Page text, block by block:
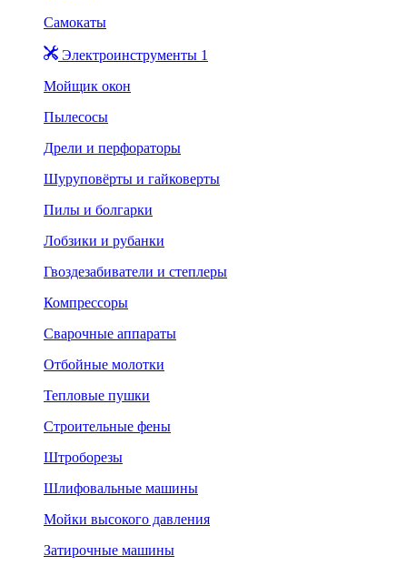
Самокаты
Электроинструменты 1
Мойщик окон
Пылесосы
Дрели и перфораторы
Шуруповёрты и гайковерты
Пилы и болгарки
Лобзики и рубанки
Гвоздезабиватели и степлеры
Компрессоры
Сварочные аппараты
Отбойные молотки
Тепловые пушки
Строительные фены
Штроборезы
Шлифовальные машины
Мойки высокого давления
Затирочные машины